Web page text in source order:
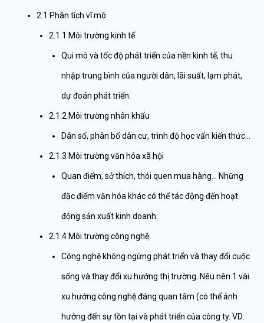
2.1 Phân tích vĩ mô
2.1.1 Môi trường kinh tế
Qui mô và tốc độ phát triển của nền kinh tế, thu
nhập trung bình của người dân, lãi suất, lạm phát,
dự đoán phát triển.
2.1.2 Môi trường nhân khẩu
Dân số, phân bố dân cư, trình độ học vấn kiến thức…
2.1.3 Môi trường văn hóa xã hội
Quan điểm, sở thích, thói quen mua hàng… Những
đặc điểm văn hóa khác có thể tác động đến hoạt
động sản xuất kinh doanh.
2.1.4 Môi trường công nghệ
Công nghệ không ngừng phát triển và thay đổi cuộc
sống và thay đổi xu hướng thị trường. Nêu nên 1 vài
xu hướng công nghệ đáng quan tâm (có thể ảnh
hưởng đến sự tồn tại và phát triển của công ty. VD: